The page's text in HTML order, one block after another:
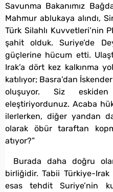
Savunma Bakanımız
Mahmur ablukaya alındı,
Türk Silahlı Kuvvetleri’nin
şahit olduk. Suriye’de
güçlerine hücum etti.
Irak’a dört kez kalkınma
katılıyor; Basra’dan
oluşuyor. Siz
eleştiriyordunuz. Acaba
ilerlerken, diğer yandan
olarak öbür taraftan
atıyor?”
Burada daha doğru
birliğidir. Tabii Türkiye-
esas tehdit Suriye’nin